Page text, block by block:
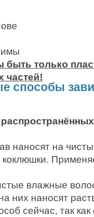
быть только
частей!
способы
наносят на
влажные
них наносят
сейчас, так